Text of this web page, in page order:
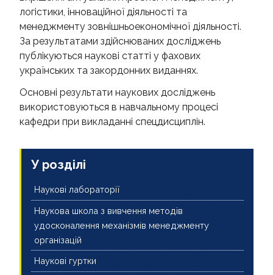
логістики, інноваційної діяльності та
менеджменту зовнішньоекономічної діяльності.
За результатами здійснюваних досліджень
публікуються наукові статті у фахових
українських та закордонних виданнях.
Основні результати наукових досліджень
використовуються в навчальному процесі
кафедри при викладанні спецдисциплін.
У розділі
Наукові лабораторії
Наукова школа з вивчення методів
удосконалення механізмів менеджменту
організацій
Наукові гуртки